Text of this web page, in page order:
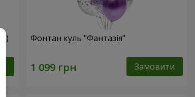
Фонтан куль "Фантазія"
Замовити